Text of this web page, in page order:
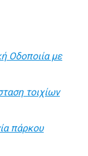
Οδοποιία με
τοιχίων
πάρκου